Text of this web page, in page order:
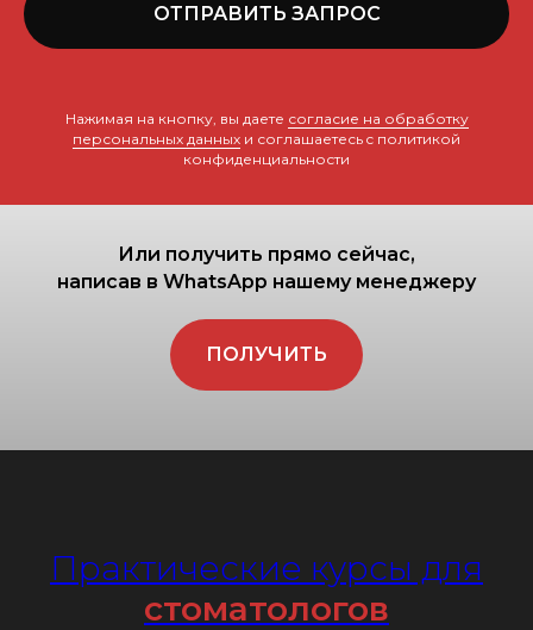
ОТПРАВИТЬ ЗАПРОС
Нажимая на кнопку, вы даете согласие на обработку
персональных данных и соглашаетесь c политикой
конфиденциальности
Или получить прямо сейчас,
написав в WhatsApp нашему менеджеру
ПОЛУЧИТЬ
Практические курсы для
стоматологов